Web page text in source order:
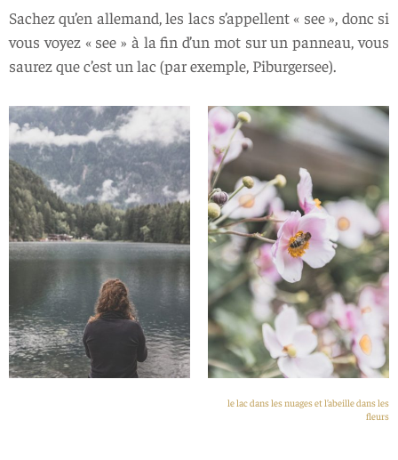
Sachez qu’en allemand, les lacs s’appellent « see », donc si
vous voyez « see » à la fin d’un mot sur un panneau, vous
saurez que c’est un lac (par exemple, Piburgersee).
le lac dans les nuages et l’abeille dans les
fleurs